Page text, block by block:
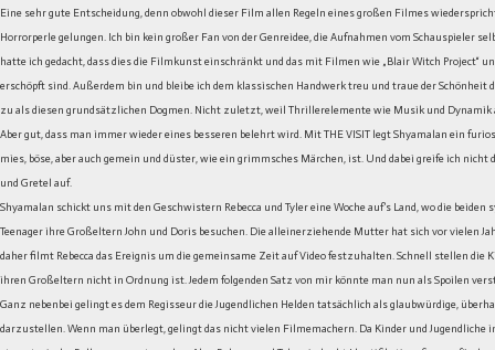
Eine sehr gute Entscheidung, denn obwohl dieser Film allen Regeln eines großen Filmes
Horrorperle gelungen. Ich bin kein großer Fan von der Genreidee, die Aufnahmen vom Schauspieler
hatte ich gedacht, dass dies die Filmkunst einschränkt und das mit Filmen wie „Blair Witch Project“
erschöpft sind. Außerdem bin und bleibe ich dem klassischen Handwerk treu und traue der
zu als diesen grundsätzlichen Dogmen. Nicht zuletzt, weil Thrillerelemente wie Musik und Dynamik
Aber gut, dass man immer wieder eines besseren belehrt wird. Mit THE VISIT legt Shyamalan ein
mies, böse, aber auch gemein und düster, wie ein grimmsches Märchen, ist. Und dabei greife ich
und Gretel auf.
Shyamalan schickt uns mit den Geschwistern Rebecca und Tyler eine Woche auf’s Land, wo die
Teenager ihre Großeltern John und Doris besuchen. Die alleinerziehende Mutter hat sich vor vielen
daher filmt Rebecca das Ereignis um die gemeinsame Zeit auf Video festzuhalten. Schnell stellen die
ihren Großeltern nicht in Ordnung ist. Jedem folgenden Satz von mir könnte man nun als Spoilen
Ganz nebenbei gelingt es dem Regisseur die Jugendlichen Helden tatsächlich als glaubwürdige,
darzustellen. Wenn man überlegt, gelingt das nicht vielen Filmemachern. Da Kinder und Jugendliche